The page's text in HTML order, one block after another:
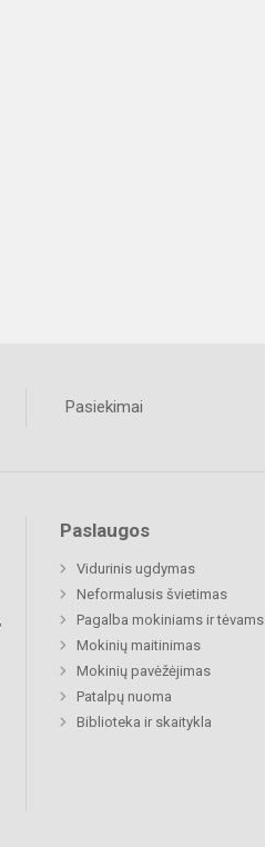
Pasiekimai
Paslaugos
Vidurinis ugdymas
Neformalusis švietimas
Pagalba mokiniams ir tėvams
Mokinių maitinimas
Mokinių pavėžėjimas
Patalpų nuoma
Biblioteka ir skaitykla